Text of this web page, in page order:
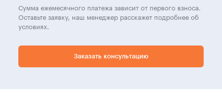
Сумма ежемесячного платежа зависит от первого взноса.
Оставьте заявку, наш менеджер расскажет подробнее об
условиях.
Заказать консультацию